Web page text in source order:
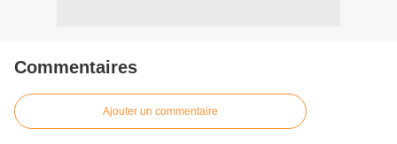
Commentaires
Ajouter un commentaire